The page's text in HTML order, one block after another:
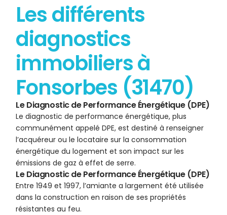
Les différents
diagnostics
immobiliers à
Fonsorbes (31470)
Le Diagnostic de Performance Énergétique (DPE)
Le diagnostic de performance énergétique, plus
communément appelé DPE, est destiné à renseigner
l’acquéreur ou le locataire sur la consommation
énergétique du logement et son impact sur les
émissions de gaz à effet de serre.
Le Diagnostic de Performance Énergétique (DPE)
Entre 1949 et 1997, l’amiante a largement été utilisée
dans la construction en raison de ses propriétés
résistantes au feu.